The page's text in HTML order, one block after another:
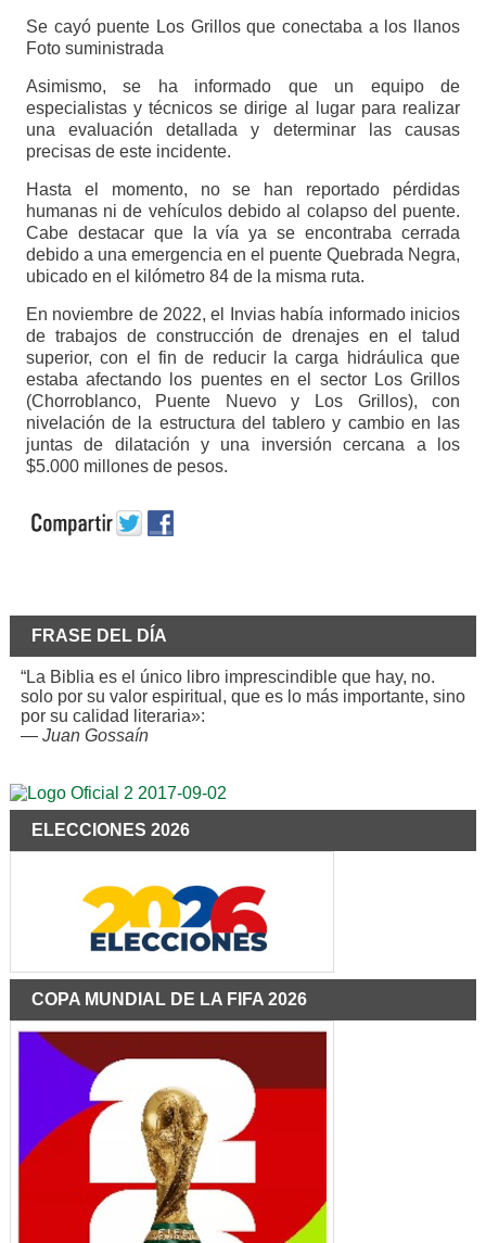
Se cayó puente Los Grillos que conectaba a los llanos
Foto suministrada
Asimismo, se ha informado que un equipo de
especialistas y técnicos se dirige al lugar para realizar
una evaluación detallada y determinar las causas
precisas de este incidente.
Hasta el momento, no se han reportado pérdidas
humanas ni de vehículos debido al colapso del puente.
Cabe destacar que la vía ya se encontraba cerrada
debido a una emergencia en el puente Quebrada Negra,
ubicado en el kilómetro 84 de la misma ruta.
En noviembre de 2022, el Invias había informado inicios
de trabajos de construcción de drenajes en el talud
superior, con el fin de reducir la carga hidráulica que
estaba afectando los puentes en el sector Los Grillos
(Chorroblanco, Puente Nuevo y Los Grillos), con
nivelación de la estructura del tablero y cambio en las
juntas de dilatación y una inversión cercana a los
$5.000 millones de pesos.
FRASE DEL DÍA
“La Biblia es el único libro imprescindible que hay, no.
solo por su valor espiritual, que es lo más importante, sino
por su calidad literaria»:
— Juan Gossaín
ELECCIONES 2026
COPA MUNDIAL DE LA FIFA 2026